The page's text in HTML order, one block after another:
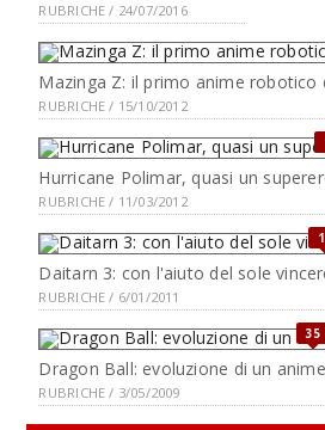
RUBRICHE / 24/07/2016
Mazinga Z: il primo anime robotico
RUBRICHE / 15/10/2012
Hurricane Polimar, quasi un
RUBRICHE / 11/03/2012
Daitarn 3: con l'aiuto del sole
RUBRICHE / 6/01/2011
35
Dragon Ball: evoluzione di un anime
RUBRICHE / 3/05/2009